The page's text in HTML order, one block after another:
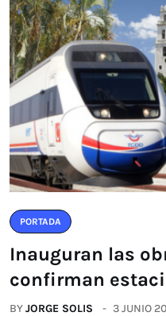
PORTADA
Inauguran las
confirman
BYJORGE SOLIS 3 JUNIO